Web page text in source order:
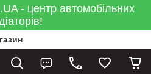
- центр автомобільних